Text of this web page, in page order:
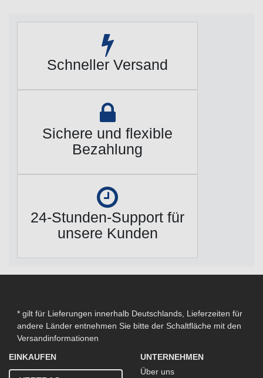
Schneller Versand
Sichere und flexible
Bezahlung
24-Stunden-Support für
unsere Kunden
* gilt für Lieferungen innerhalb Deutschlands, Lieferzeiten für
andere Länder entnehmen Sie bitte der Schaltfläche mit den
Versandinformationen
EINKAUFEN
UNTERNEHMEN
Über uns